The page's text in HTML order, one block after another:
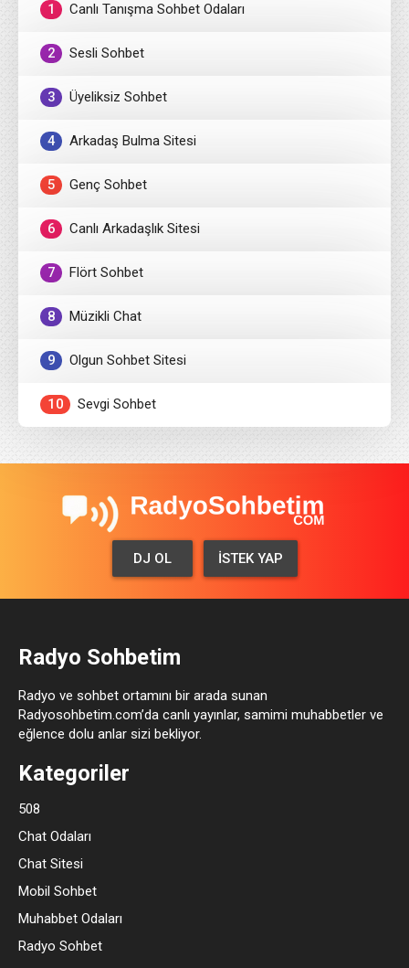
1 Canlı Tanışma Sohbet Odaları
2 Sesli Sohbet
3 Üyeliksiz Sohbet
4 Arkadaş Bulma Sitesi
5 Genç Sohbet
6 Canlı Arkadaşlık Sitesi
7 Flört Sohbet
8 Müzikli Chat
9 Olgun Sohbet Sitesi
10 Sevgi Sohbet
DJ OL İSTEK YAP
Radyo Sohbetim
Radyo ve sohbet ortamını bir arada sunan
Radyosohbetim.com’da canlı yayınlar, samimi muhabbetler ve
eğlence dolu anlar sizi bekliyor.
Kategoriler
508
Chat Odaları
Chat Sitesi
Mobil Sohbet
Muhabbet Odaları
Radyo Sohbet